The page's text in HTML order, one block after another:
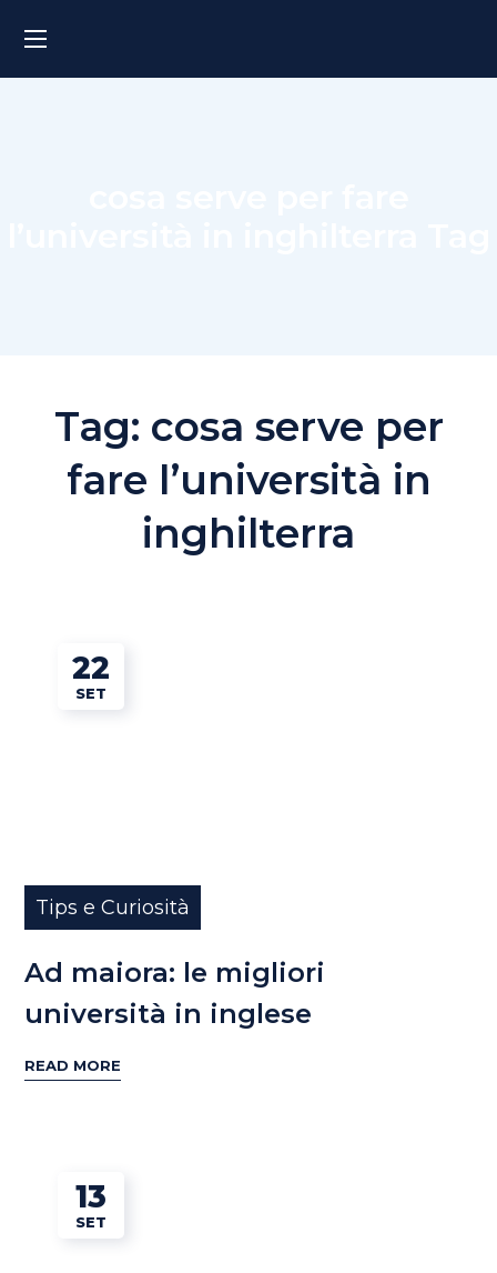
Tag: cosa serve per
fare l’università in
inghilterra
22
SET
Tips e Curiosità
Ad maiora: le migliori
università in inglese
READ MORE
13
SET